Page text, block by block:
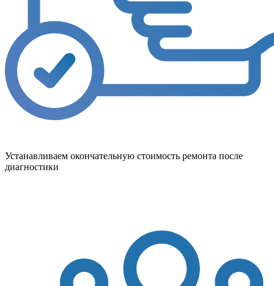
Устанавливаем окончательную стоимость ремонта после
диагностики